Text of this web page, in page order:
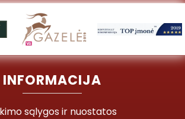
INFORMACIJA
sąlygos ir nuostatos